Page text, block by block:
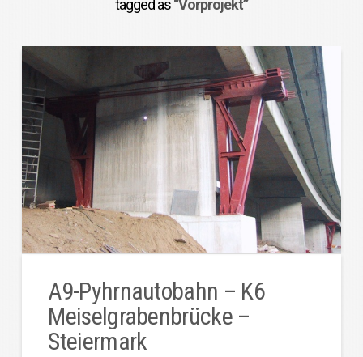
tagged as“Vorprojekt”
A9-Pyhrnautobahn – K6
Meiselgrabenbrücke –
Steiermark